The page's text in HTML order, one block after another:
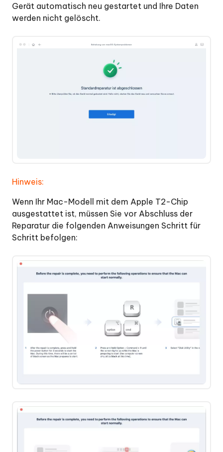
Gerät automatisch neu gestartet und Ihre Daten
werden nicht gelöscht.
Hinweis:
Wenn Ihr Mac-Modell mit dem Apple T2-Chip
ausgestattet ist, müssen Sie vor Abschluss der
Reparatur die folgenden Anweisungen Schritt für
Schritt befolgen: